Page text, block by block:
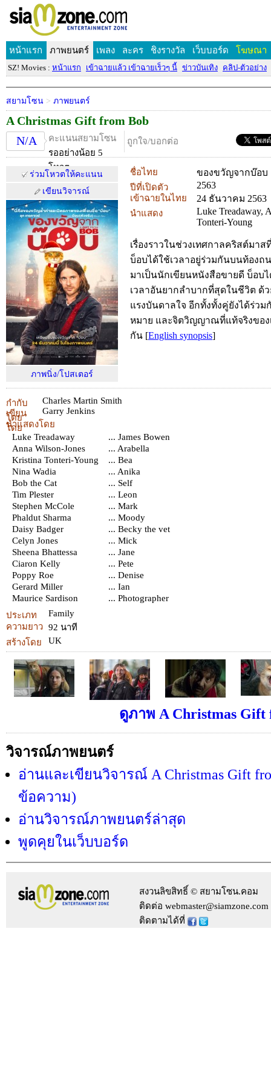
หน้าแรก ภาพยนตร์ เพลง ละคร ชิงรางวัล เว็บบอร์ด โฆษณา
SZ! Movies : หน้าแรก เข้าฉายแล้ว เข้าฉายเร็วๆ นี้ ข่าวบันเทิง คลิป-ตัวอย่าง
สยามโซน > ภาพยนตร์
A Christmas Gift from Bob
N/A
คะแนนสยามโซน
รออย่างน้อย 5
โหวต
ถูกใจ/บอกต่อ
ร่วมโหวตให้คะแนน
เขียนวิจารณ์
ภาพนิ่ง/โปสเตอร์
ชื่อไทย ของขวัญจากบ๊อบ
ปีที่เปิดตัว 2563
เข้าฉายในไทย 24 ธันวาคม 2563
นำแสดง
Luke Treadaway,
Tonteri-Young
เรื่องราวในช่วงเทศกาลคริสต์มาส
บ็อบได้ใช้เวลาอยู่ร่วมกันบนท้องถ
มาเป็นนักเขียนหนังสือขายดี บ็อบ
เวลาอันยากลำบากที่สุดในชีวิต ด้
แรงบันดาลใจ อีกทั้งทั้งคู่ยังได้ร่ว
หมาย และจิตวิญญาณที่แท้จริงขอ
กัน [English synopsis]
กำกับ
โดย
Charles Martin Smith
เขียน
โดย
Garry Jenkins
นำแสดงโดย
Luke Treadaway
... James Bowen
Anna Wilson-Jones
... Arabella
Kristina Tonteri-Young
... Bea
Nina Wadia
... Anika
Bob the Cat
... Self
Tim Plester
... Leon
Stephen McCole
... Mark
Phaldut Sharma
... Moody
Daisy Badger
... Becky the vet
Celyn Jones
... Mick
Sheena Bhattessa
... Jane
Ciaron Kelly
... Pete
Poppy Roe
... Denise
Gerard Miller
... Ian
Maurice Sardison
... Photographer
ประเภท
Family
ความยาว 92 นาที
สร้างโดย
UK
ดูภาพ A Christmas Gift
วิจารณ์ภาพยนตร์
อ่านและเขียนวิจารณ์ A Christmas Gift
ข้อความ)
อ่านวิจารณ์ภาพยนตร์ล่าสุด
พูดคุยในเว็บบอร์ด
สงวนลิขสิทธิ์ © สยามโซน.คอม
ติดต่อ webmaster@siamzone.com
ติดตามได้ที่